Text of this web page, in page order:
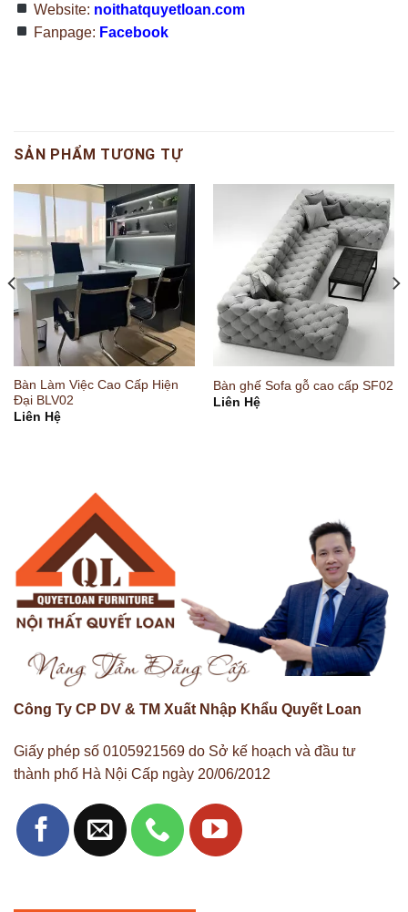
Website: noithatquyetloan.com
Fanpage: Facebook
SẢN PHẨM TƯƠNG TỰ
Bàn Làm Việc Cao Cấp Hiện
Đại BLV02
Liên Hệ
Bàn ghế Sofa gỗ cao cấp SF02
Liên Hệ
Công Ty CP DV & TM Xuất Nhập Khẩu Quyết Loan
Giấy phép số 0105921569 do Sở kế hoạch và đầu tư
thành phố Hà Nội Cấp ngày 20/06/2012